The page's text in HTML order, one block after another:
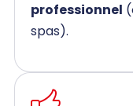
professionnel
spas).